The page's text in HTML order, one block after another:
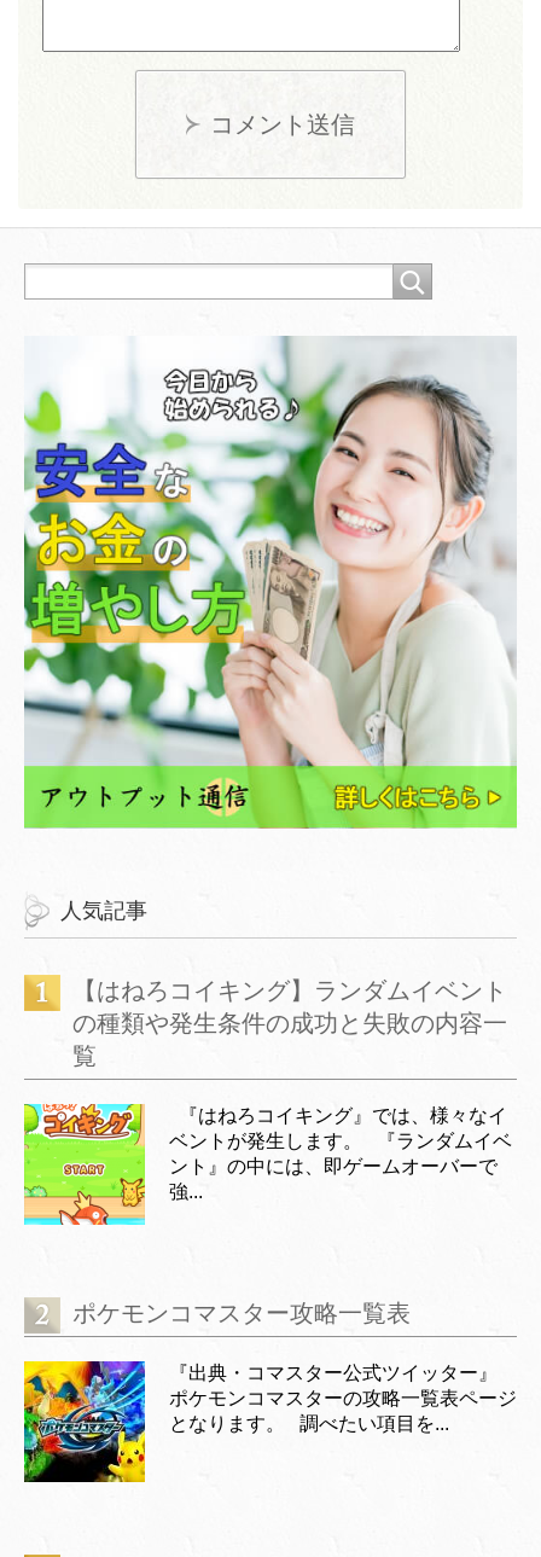
コメント送信
人気記事
【はねろコイキング】ランダムイベント
の種類や発生条件の成功と失敗の内容一
覧
『はねろコイキング』では、様々なイ
ベントが発生します。 『ランダムイベ
ント』の中には、即ゲームオーバーで
強...
ポケモンコマスター攻略一覧表
『出典・コマスター公式ツイッター』
ポケモンコマスターの攻略一覧表ページ
となります。 調べたい項目を...